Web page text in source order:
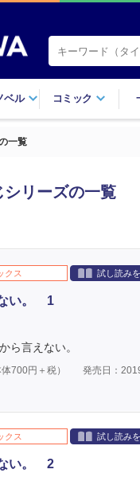
ベル コミック
一覧
リーズの一覧
クス 試し読み
い。 1
ら言えない。
体700円＋税） 発売日：
クス 試し読み
い。 2